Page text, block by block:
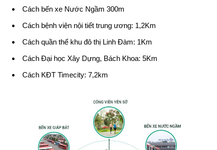
Cách bến xe Nước Ngầm 300m
Cách bệnh viện nội tiết trung ương: 1,2Km
Cách quần thể khu đô thị Linh Đàm: 1Km
Cách Đại học Xây Dựng, Bách Khoa: 5Km
Cách KĐT Timecity: 7,2km